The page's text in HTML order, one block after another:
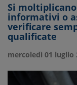
Si
informativi o
verificare
qualificate
mercoledì 01 luglio